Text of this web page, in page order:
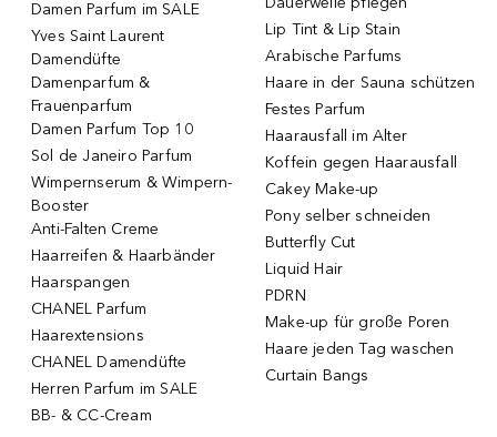
Damen Parfum im SALE
Yves Saint Laurent
Damendüfte
Damenparfum &
Frauenparfum
Damen Parfum Top 10
Sol de Janeiro Parfum
Wimpernserum & Wimpern-
Booster
Anti-Falten Creme
Haarreifen & Haarbänder
Haarspangen
CHANEL Parfum
Haarextensions
CHANEL Damendüfte
Herren Parfum im SALE
BB- & CC-Cream
Lip Tint & Lip Stain
Arabische Parfums
Haare in der Sauna schützen
Festes Parfum
Haarausfall im Alter
Koffein gegen Haarausfall
Cakey Make-up
Pony selber schneiden
Butterfly Cut
Liquid Hair
PDRN
Make-up für große Poren
Haare jeden Tag waschen
Curtain Bangs